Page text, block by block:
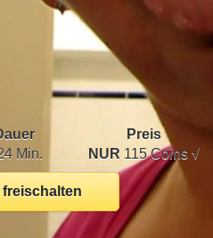
Preis
Min. NUR 115 Coins √
freischalten